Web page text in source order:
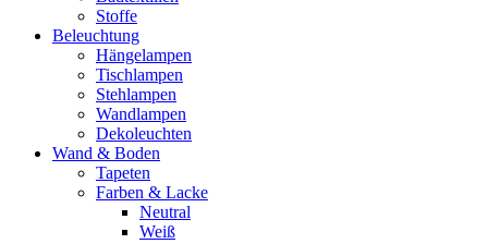
Stoffe
Beleuchtung
Hängelampen
Tischlampen
Stehlampen
Wandlampen
Dekoleuchten
Wand & Boden
Tapeten
Farben & Lacke
Neutral
Weiß